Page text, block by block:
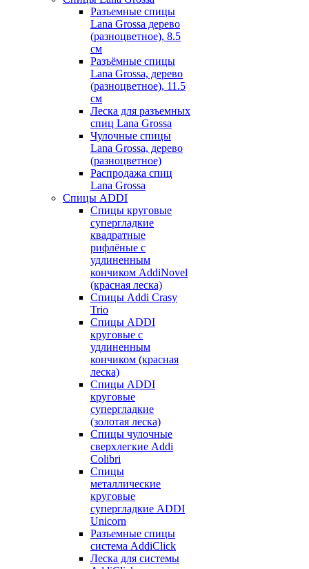
Разъемные спицы
Lana Grossa дерево
(разноцветное), 8.5
см
Разъёмные спицы
Lana Grossa, дерево
(разноцветное), 11.5
см
Леска для разъемных
спиц Lana Grossa
Чулочные спицы
Lana Grossa, дерево
(разноцветное)
Распродажа спиц
Lana Grossa
Спицы ADDI
Спицы круговые
супергладкие
квадратные
рифлёные с
удлиненным
кончиком AddiNovel
(красная леска)
Спицы Addi Crasy
Trio
Спицы ADDI
круговые с
удлиненным
кончиком (красная
леска)
Спицы ADDI
круговые
супергладкие
(золотая леска)
Спицы чулочные
сверхлегкие Addi
Colibri
Спицы
металлические
круговые
супергладкие ADDI
Unicorn
Разъемные спицы
система AddiClick
Леска для системы